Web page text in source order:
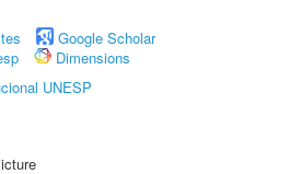
Google Scholar
Dimensions
UNESP